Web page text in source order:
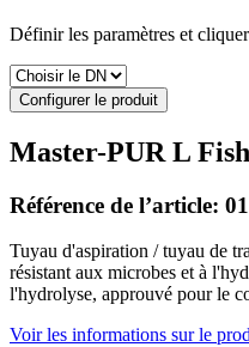
Définir les paramètres et
Configurer le produit
Master-PUR L
Référence de l’article:
Tuyau d'aspiration / tuyau de
résistant aux microbes et à
l'hydrolyse, approuvé pour le
Voir les informations sur le